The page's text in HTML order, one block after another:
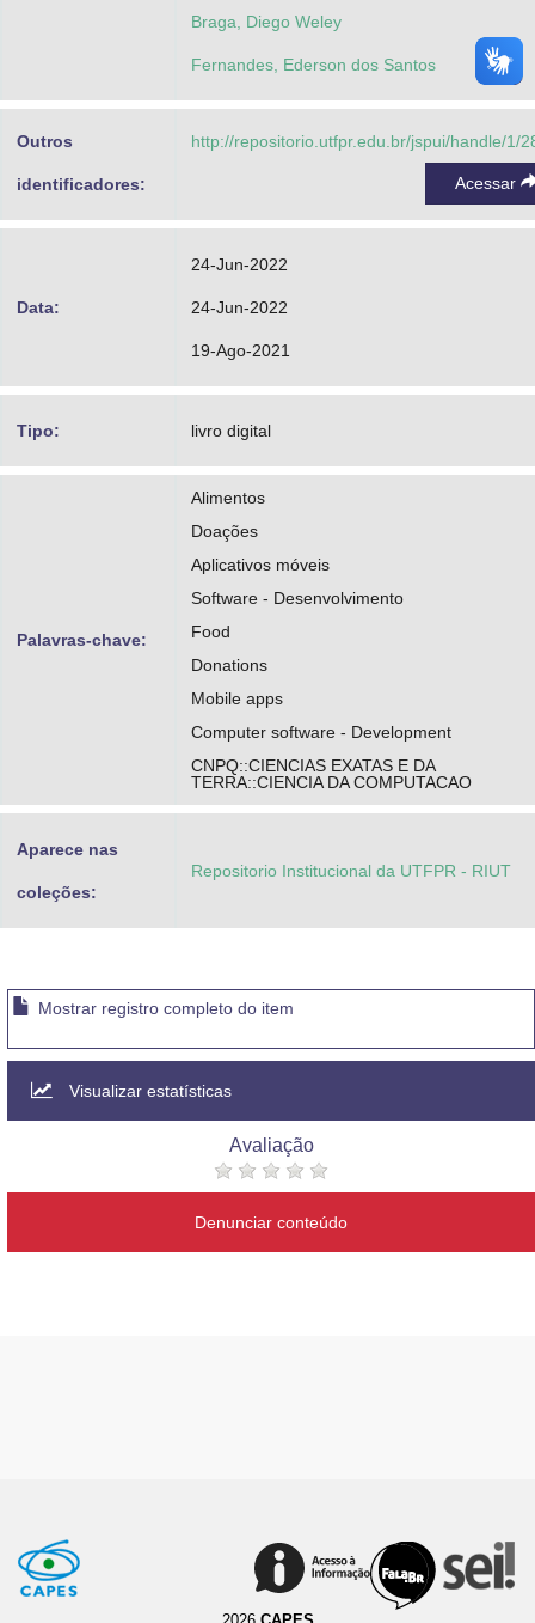
Braga, Diego Weley
Fernandes, Ederson dos Santos
Outros
identificadores:
http://repositorio.utfpr.edu.br/jspui/handle/1/
Acessar
Data:
24-Jun-2022
24-Jun-2022
19-Ago-2021
Tipo: livro digital
Palavras-chave:
Alimentos
Doações
Aplicativos móveis
Software - Desenvolvimento
Food
Donations
Mobile apps
Computer software - Development
CNPQ::CIENCIAS EXATAS E DA
TERRA::CIENCIA DA COMPUTACAO
Aparece nas
coleções:
Repositorio Institucional da UTFPR - RIUT
Mostrar registro completo do item
Visualizar estatísticas
Avaliação
Denunciar conteúdo